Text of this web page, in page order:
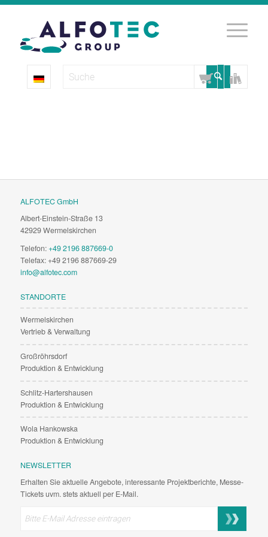
ALFOTEC GmbH
Albert-Einstein-Straße 13
42929 Wermelskirchen
Telefon:+49 2196 887669-0
Telefax: +49 2196 887669-29
info@alfotec.com
STANDORTE
Wermelskirchen
Vertrieb & Verwaltung
Großröhrsdorf
Produktion & Entwicklung
Schlitz-Hartershausen
Produktion & Entwicklung
Wola Hankowska
Produktion & Entwicklung
NEWSLETTER
Erhalten Sie aktuelle Angebote, interessante Projektberichte, Messe-
Tickets uvm. stets aktuell per E-Mail.